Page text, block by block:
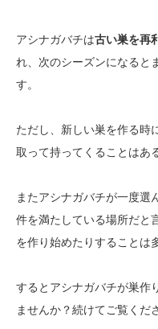
アシナガバチは古い巣を再
れ、次のシーズンになると
す。
ただし、新しい巣を作る時
取って持ってくることはあ
またアシナガバチが一度選
件を満たしている場所だと
を作り始めたりすることは
するとアシナガバチが巣作
ませんか？続けてご覧くだ